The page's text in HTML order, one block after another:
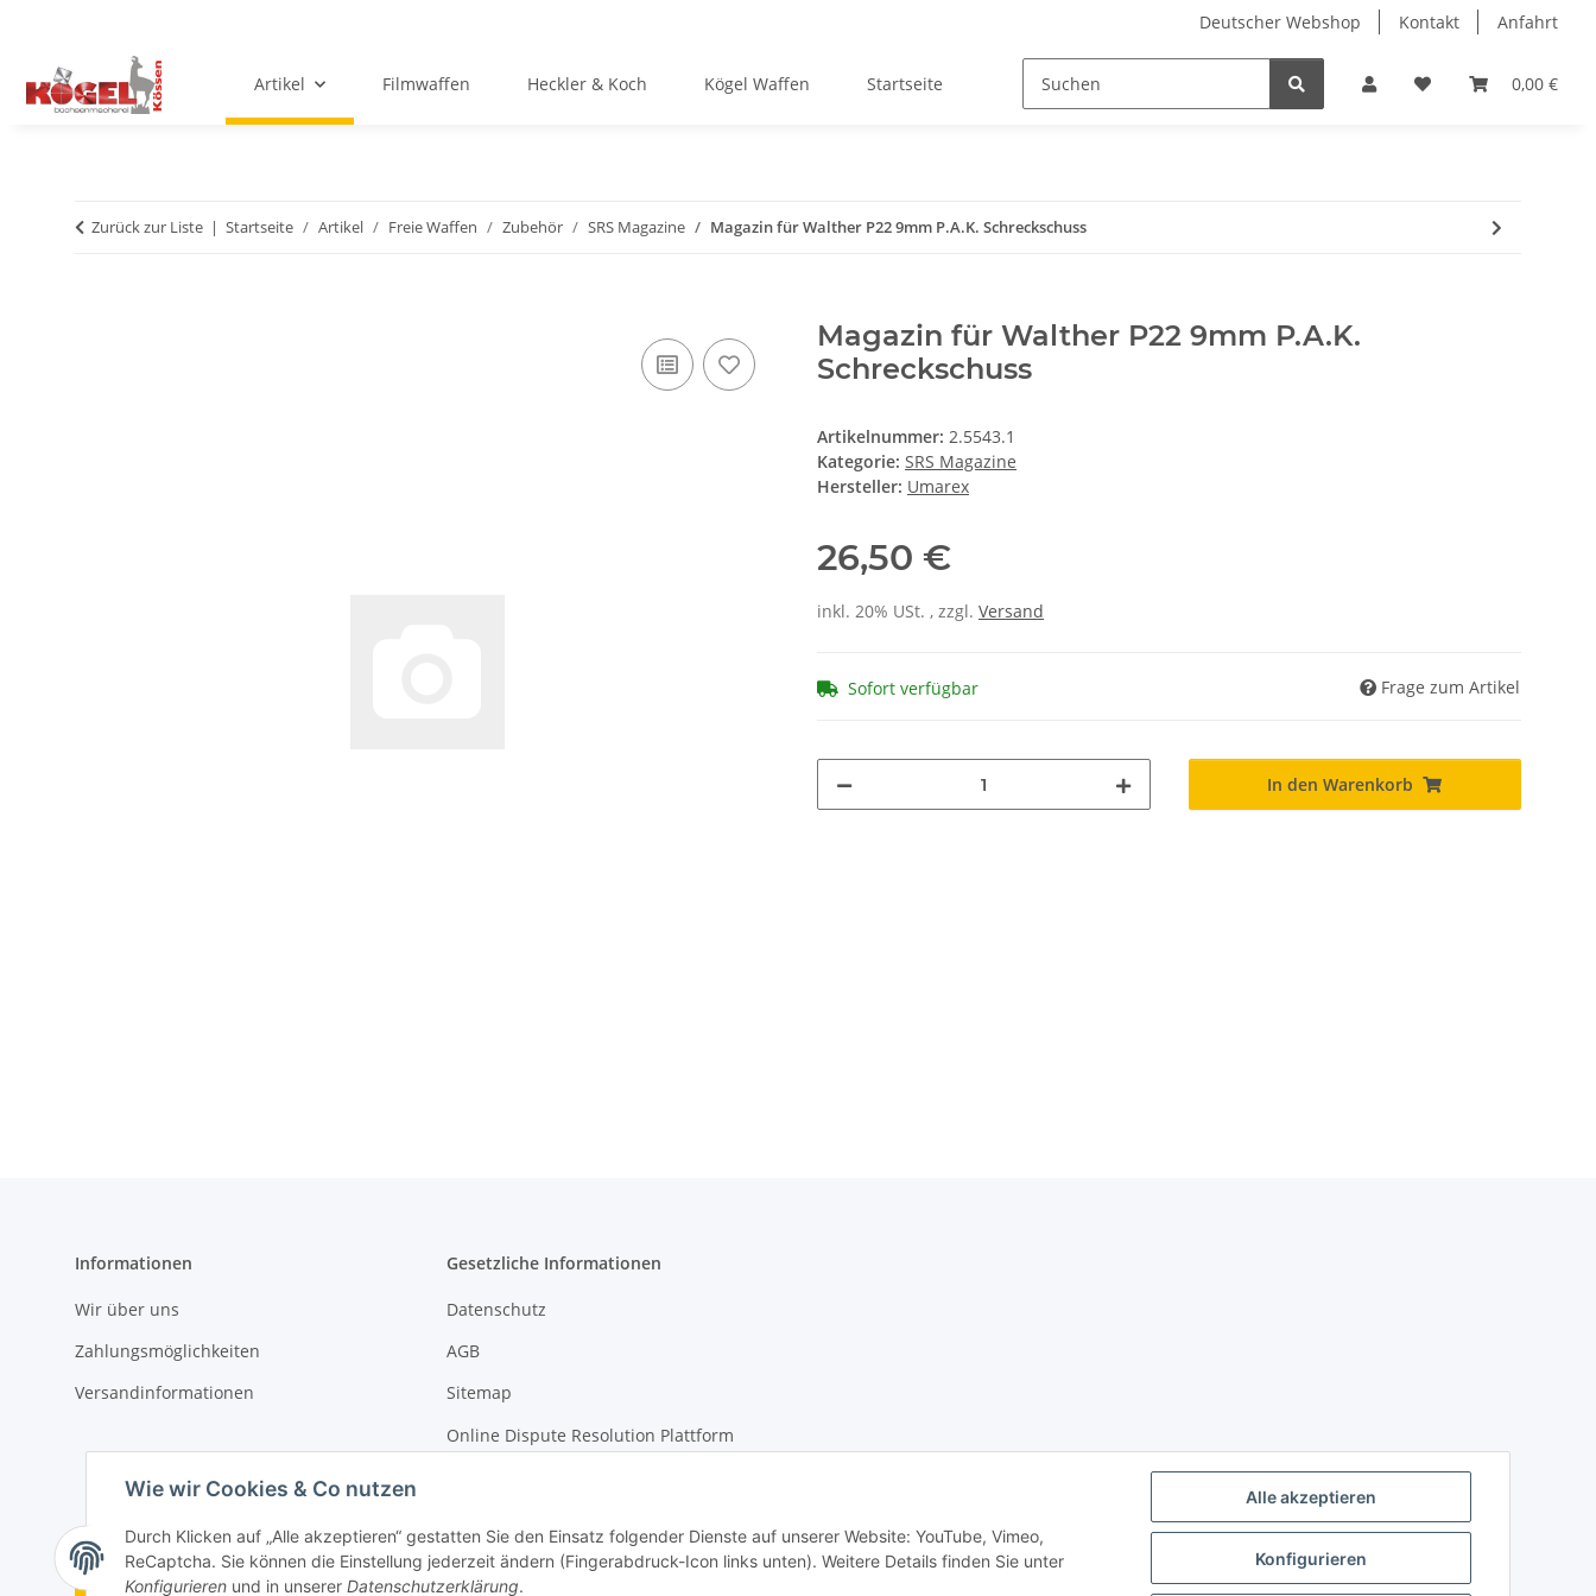
Alle akzeptieren
Konfigurieren
Wie wir Cookies & Co nutzen
Durch Klicken auf „Alle akzeptieren“ gestatten Sie den Einsatz folgender Dienste auf unserer Website: YouTube, Vimeo,
ReCaptcha. Sie können die Einstellung jederzeit ändern (Fingerabdruck-Icon links unten). Weitere Details finden Sie unter
Konfigurieren und in unserer Datenschutzerklärung.
Deutscher Webshop Kontakt Anfahrt
0,00 €
Artikel Filmwaffen Heckler & Koch Kögel Waffen Startseite
Zurück zur Liste Startseite Artikel Freie Waffen Zubehör SRS Magazine Magazin für Walther P22 9mm P.A.K. Schreckschuss
Magazin für Walther P22 9mm P.A.K.
Schreckschuss
Artikelnummer: 2.5543.1
Kategorie: SRS Magazine
Hersteller: Umarex
26,50 €
inkl. 20% USt. , zzgl. Versand
Sofort verfügbar Frage zum Artikel
In den Warenkorb
Informationen
Wir über uns
Zahlungsmöglichkeiten
Versandinformationen
Gesetzliche Informationen
Datenschutz
AGB
Sitemap
Online Dispute Resolution Plattform
Vertrag widerrufen